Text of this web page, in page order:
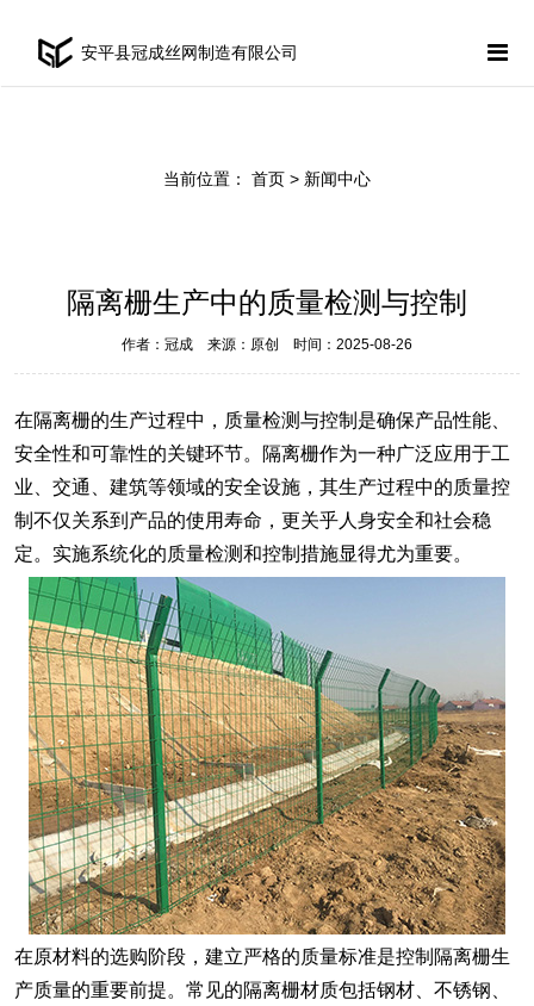
安平县冠成丝网制造有限公司
当前位置： 首页 > 新闻中心
隔离栅生产中的质量检测与控制
作者：冠成 来源：原创 时间：2025-08-26
在隔离栅的生产过程中，质量检测与控制是确保产品性能、
安全性和可靠性的关键环节。隔离栅作为一种广泛应用于工
业、交通、建筑等领域的安全设施，其生产过程中的质量控
制不仅关系到产品的使用寿命，更关乎人身安全和社会稳
定。实施系统化的质量检测和控制措施显得尤为重要。
在原材料的选购阶段，建立严格的质量标准是控制隔离栅生
产质量的重要前提。常见的隔离栅材质包括钢材、不锈钢、